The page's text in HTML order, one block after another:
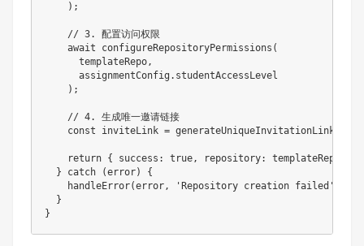
) ;
// 3. 配置访问权限
await
configureRepositoryPermissions (
      templateRepo
,
      assignmentConfig
. studentAccessLevel
) ;
// 4. 生成唯一邀请链接
const inviteLink = generateUniqueInvitationLink
return { success : true, repository: templateRepo
}
catch (error)
{
handleError(error, 'Repository creation failed'
}
}